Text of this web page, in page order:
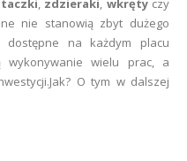
taczki, zdzieraki, wkrętyczy
nie stanowią zbyt dużego
na każdym placu
wykonywanie wielu prac, a
O tym w dalszej